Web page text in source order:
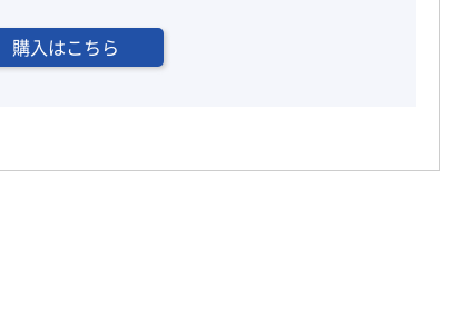
購入はこちら